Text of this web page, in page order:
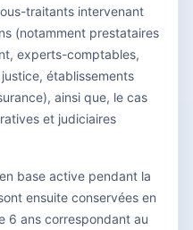
traitants intervenant
(notamment prestataires
experts-comptables,
établissements
ainsi que, le cas
et judiciaires
base active pendant la
ensuite conservées en
6 ans correspondant au